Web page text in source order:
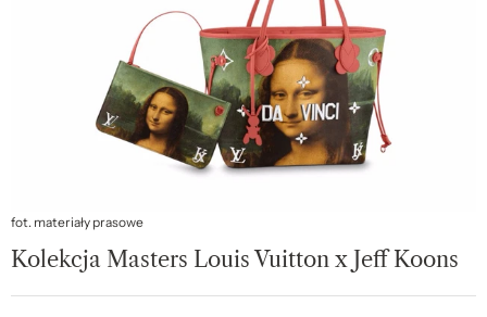
fot. materiały prasowe
Kolekcja Masters Louis Vuitton x Jeff Koons